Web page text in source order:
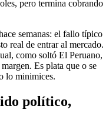
pero termina cobrando
semanas: el fallo típico
real de entrar al mercado.
como soltó El Peruano,
Es plata que o se
lo minimices.
político,